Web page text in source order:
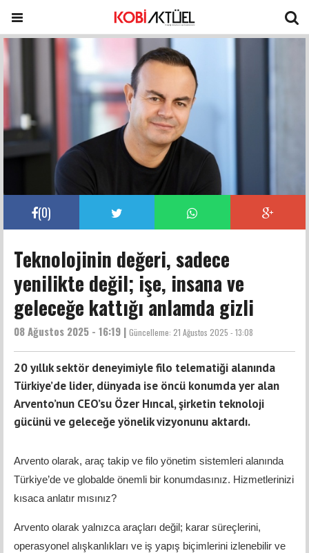
(0)
Teknolojinin değeri, sadece
yenilikte değil; işe, insana ve
geleceğe kattığı anlamda gizli
08 Ağustos 2025 - 16:19 | Güncelleme: 21 Ağustos 2025 - 13:08
20 yıllık sektör deneyimiyle filo telematiği alanında
Türkiye’de lider, dünyada ise öncü konumda yer alan
Arvento’nun CEO’su Özer Hıncal, şirketin teknoloji
gücünü ve geleceğe yönelik vizyonunu aktardı.
Arvento olarak, araç takip ve filo yönetim sistemleri alanında
Türkiye’de ve globalde önemli bir konumdasınız. Hizmetlerinizi
kısaca anlatır mısınız?
Arvento olarak yalnızca araçları değil; karar süreçlerini,
operasyonel alışkanlıkları ve iş yapış biçimlerini izlenebilir ve